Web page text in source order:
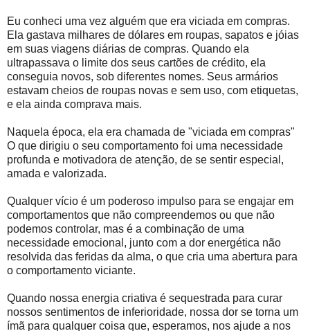
Eu conheci uma vez alguém que era viciada em compras.
Ela gastava milhares de dólares em roupas, sapatos e jóias
em suas viagens diárias de compras. Quando ela
ultrapassava o limite dos seus cartões de crédito, ela
conseguia novos, sob diferentes nomes. Seus armários
estavam cheios de roupas novas e sem uso, com etiquetas,
e ela ainda comprava mais.
Naquela época, ela era chamada de "viciada em compras"
O que dirigiu o seu comportamento foi uma necessidade
profunda e motivadora de atenção, de se sentir especial,
amada e valorizada.
Qualquer vício é um poderoso impulso para se engajar em
comportamentos que não compreendemos ou que não
podemos controlar, mas é a combinação de uma
necessidade emocional, junto com a dor energética não
resolvida das feridas da alma, o que cria uma abertura para
o comportamento viciante.
Quando nossa energia criativa é sequestrada para curar
nossos sentimentos de inferioridade, nossa dor se torna um
ímã para qualquer coisa que, esperamos, nos ajude a nos